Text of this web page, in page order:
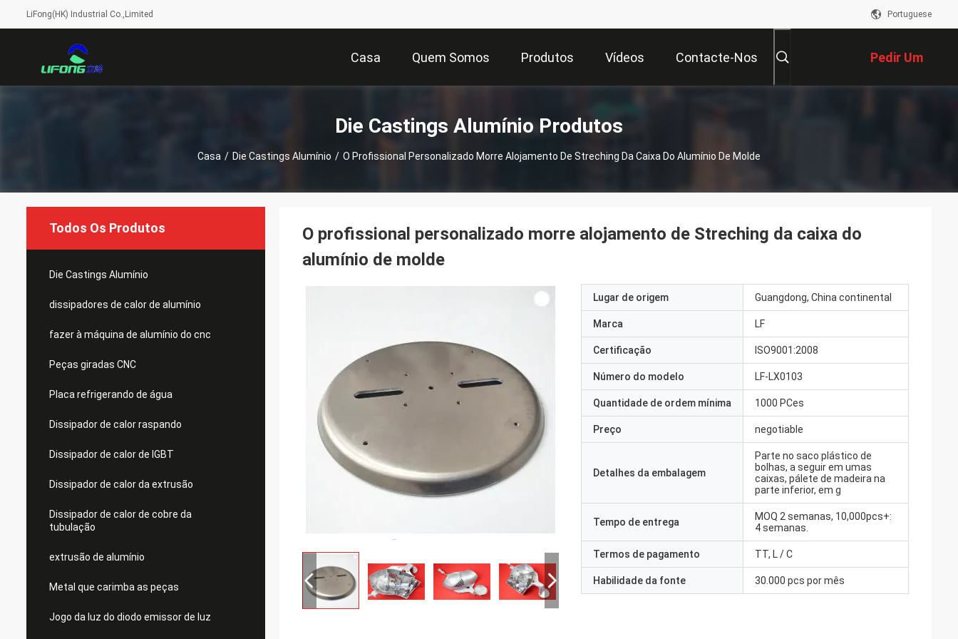
LiFong(HK) Industrial Co.,Limited Portuguese
Casa Quem Somos Produtos Vídeos Contacte-Nos Pedir Um
Orçamento
Die Castings Alumínio Produtos
Casa / Die Castings Alumínio / O Profissional Personalizado Morre Alojamento De Streching Da Caixa Do Alumínio De Molde
Todos Os Produtos
Die Castings Alumínio
dissipadores de calor de alumínio
fazer à máquina de alumínio do cnc
Peças giradas CNC
Placa refrigerando de água
Dissipador de calor raspando
Dissipador de calor de IGBT
Dissipador de calor da extrusão
Dissipador de calor de cobre da
tubulação
extrusão de alumínio
Metal que carimba as peças
Jogo da luz do diodo emissor de luz
O profissional personalizado morre alojamento de Streching da caixa do
alumínio de molde
Lugar de origem Guangdong, China continental
Marca LF
Certificação ISO9001:2008
Número do modelo LF-LX0103
Quantidade de ordem mínima 1000 PCes
Preço negotiable
Detalhes da embalagem
Parte no saco plástico de
bolhas, a seguir em umas
caixas, pálete de madeira na
parte inferior, em g
Tempo de entrega
MOQ 2 semanas, 10,000pcs+:
4 semanas.
Termos de pagamento TT, L / C
Habilidade da fonte 30.000 pcs por mês